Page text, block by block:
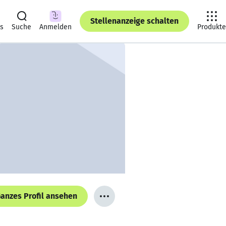
Suche Anmelden
Stellenanzeige schalten
Produkte
Profil ansehen